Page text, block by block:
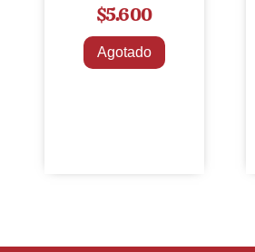
$5.600
Agotado